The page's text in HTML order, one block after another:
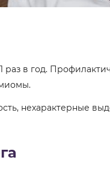
раз в год.
нехарактерные